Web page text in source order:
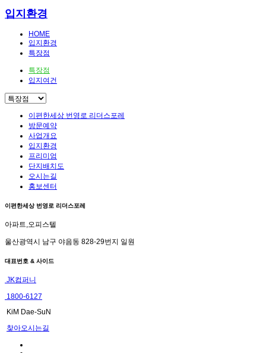
입지환경
HOME
입지환경
특장점
특장점
입지여건
이편한세상 번영로 리더스포레
방문예약
사업개요
입지환경
프리미엄
단지배치도
오시는길
홍보센터
이편한세상 번영로 리더스포레
아파트,오피스텔
울산광역시 남구 야음동 828-29번지 일원
대표번호 & 사이드
JK컴퍼니
1800-6127
KiM Dae-SuN
찾아오시는길